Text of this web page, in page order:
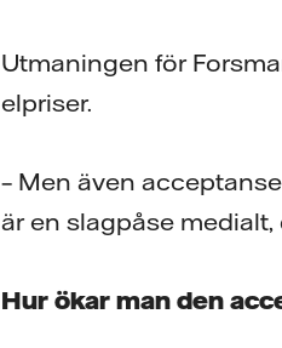
Utmaningen för
elpriser.
– Men även
är en slagpåse
Hur ökar man den